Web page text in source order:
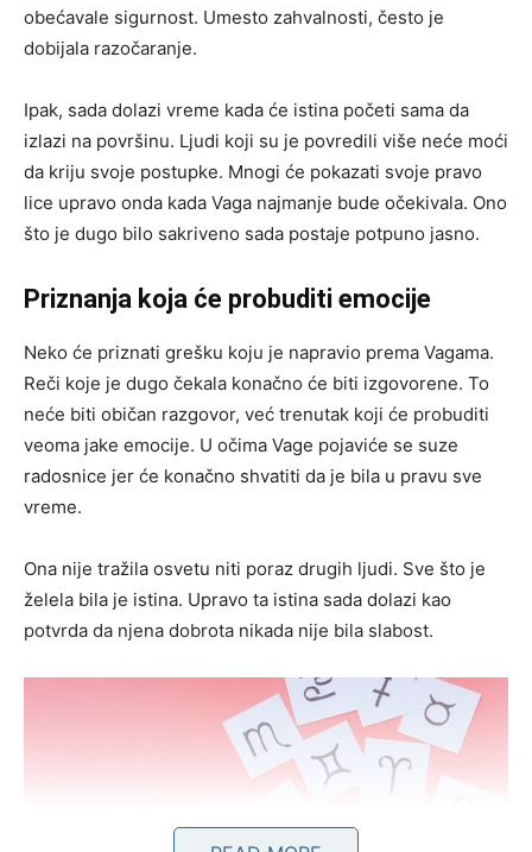
obećavale sigurnost. Umesto zahvalnosti, često je
dobijala razočaranje.
Ipak, sada dolazi vreme kada će istina početi sama da
izlazi na površinu. Ljudi koji su je povredili više neće moći
da kriju svoje postupke. Mnogi će pokazati svoje pravo
lice upravo onda kada Vaga najmanje bude očekivala. Ono
što je dugo bilo sakriveno sada postaje potpuno jasno.
Priznanja koja će probuditi emocije
Neko će priznati grešku koju je napravio prema Vagama.
Reči koje je dugo čekala konačno će biti izgovorene. To
neće biti običan razgovor, već trenutak koji će probuditi
veoma jake emocije. U očima Vage pojaviće se suze
radosnice jer će konačno shvatiti da je bila u pravu sve
vreme.
Ona nije tražila osvetu niti poraz drugih ljudi. Sve što je
želela bila je istina. Upravo ta istina sada dolazi kao
potvrda da njena dobrota nikada nije bila slabost.